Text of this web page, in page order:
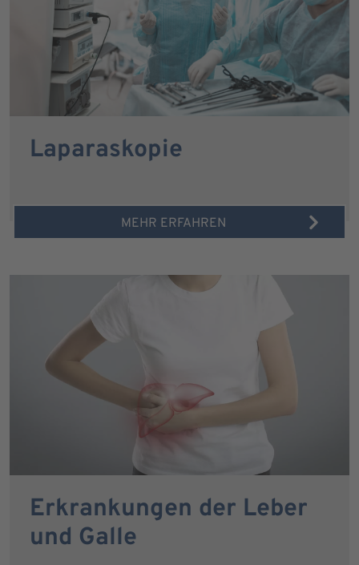
Laparaskopie
MEHR ERFAHREN
Erkrankungen der Leber
und Galle